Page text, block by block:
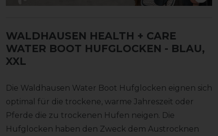
WALDHAUSEN HEALTH + CARE
WATER BOOT HUFGLOCKEN - BLAU,
XXL
Die Waldhausen Water Boot Hufglocken eignen sich
optimal für die trockene, warme Jahreszeit oder
Pferde die zu trockenen Hufen neigen. Die
Hufglocken haben den Zweck dem Austrocknen